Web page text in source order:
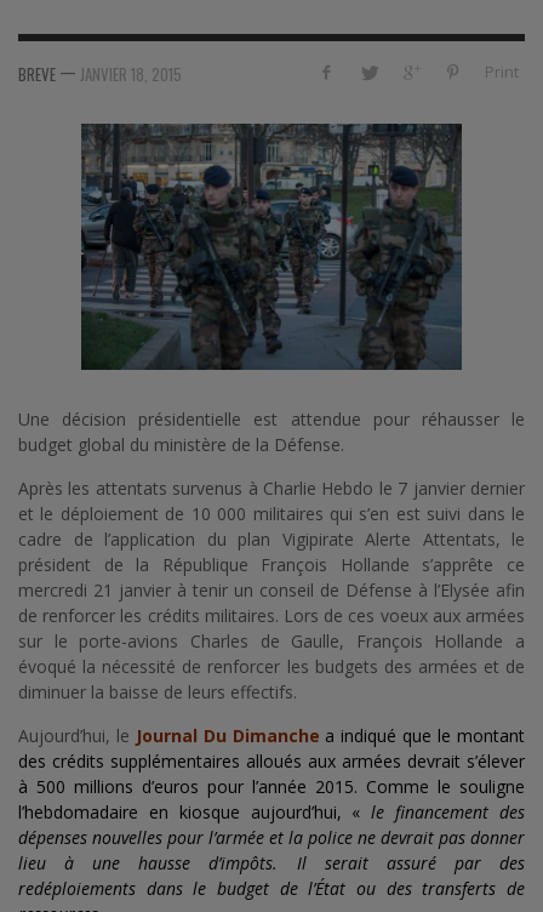
Print
BREVE — JANVIER 18, 2015
Une décision présidentielle est attendue pour réhausser le
budget global du ministère de la Défense.
Après les attentats survenus à Charlie Hebdo le 7 janvier dernier
et le déploiement de 10 000 militaires qui s’en est suivi dans le
cadre de l’application du plan Vigipirate Alerte Attentats, le
président de la République François Hollande s’apprête ce
mercredi 21 janvier à tenir un conseil de Défense à l’Elysée afin
de renforcer les crédits militaires. Lors de ces voeux aux armées
sur le porte-avions Charles de Gaulle, François Hollande a
évoqué la nécessité de renforcer les budgets des armées et de
diminuer la baisse de leurs effectifs.
Aujourd’hui, le Journal Du Dimanche a indiqué que le montant
des crédits supplémentaires alloués aux armées devrait s’élever
à 500 millions d’euros pour l’année 2015. Comme le souligne
l’hebdomadaire en kiosque aujourd’hui, «le financement des
dépenses nouvelles pour l’armée et la police ne devrait pas donner
lieu à une hausse d’impôts. Il serait assuré par des
redéploiements dans le budget de l’État ou des transferts de